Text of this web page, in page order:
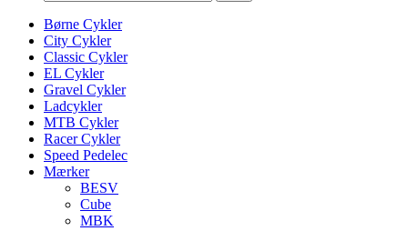
search
Menu
Børne Cykler
City Cykler
Classic Cykler
EL Cykler
Gravel Cykler
Ladcykler
MTB Cykler
Racer Cykler
Speed Pedelec
Mærker
BESV
Cube
MBK